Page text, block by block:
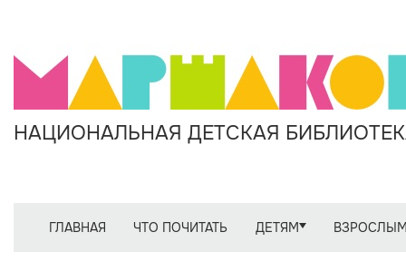
НАЦИОНАЛЬНАЯ ДЕТСКАЯ
ГЛАВНАЯ ЧТО ПОЧИТАТЬ ДЕТЯМ